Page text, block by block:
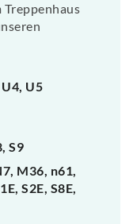
U5
S9
M36, n61,
S2E, S8E,